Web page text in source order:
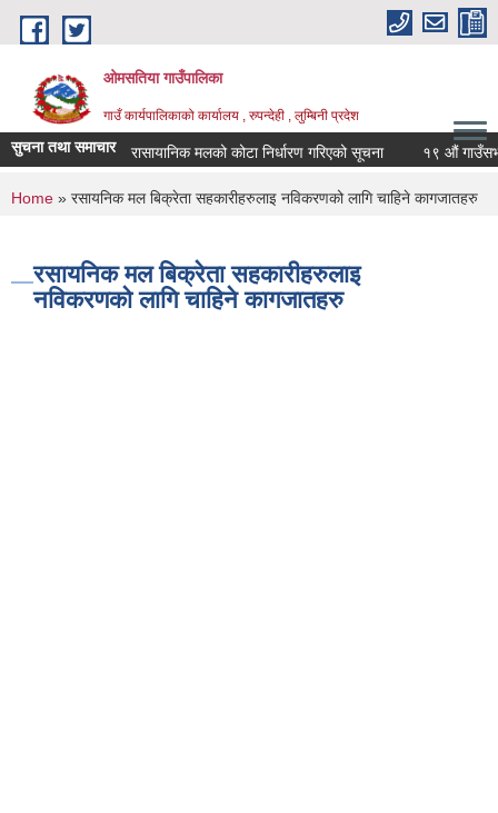
Skip to main content
ओमसतिया गाउँपालिका
गाउँ कार्यपालिकाको कार्यालय , रुपन्देही , लुम्बिनी प्रदेश
सुचना तथा समाचाररासायानिक मलको कोटा निर्धारण गरिएको सूचना १९ औं गाउँसभाको
You are here
Home » रसायनिक मल बिक्रेता सहकारीहरुलाइ नविकरणको लागि चाहिने कागजातहरु
रसायनिक मल बिक्रेता सहकारीहरुलाइ
नविकरणको लागि चाहिने कागजातहरु